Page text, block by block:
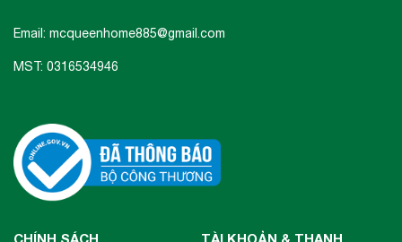
Email: mcqueenhome885@gmail.com
MST: 0316534946
CHÍNH SÁCH TÀI KHOẢN & THANH